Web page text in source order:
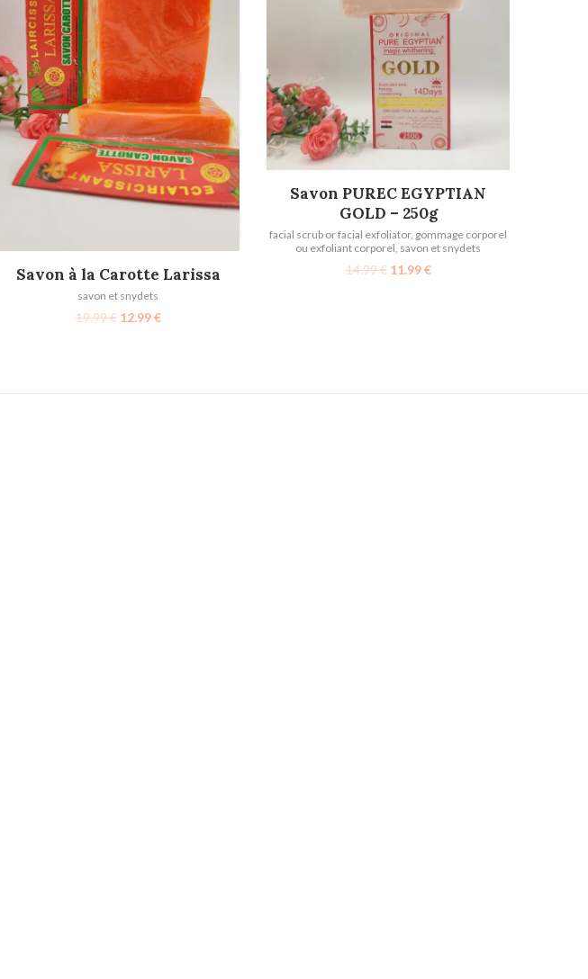
AJOUTER AU PANIER
Savon à la Carotte Larissa
savon et snydets
19.99€ 12.99€
AJOUTER AU PANIER
Savon PUREC EGYPTIAN
GOLD – 250g
facial scrub or facial exfoliator, gommage corporel
ou exfoliant corporel, savon et snydets
14.99€ 11.99€